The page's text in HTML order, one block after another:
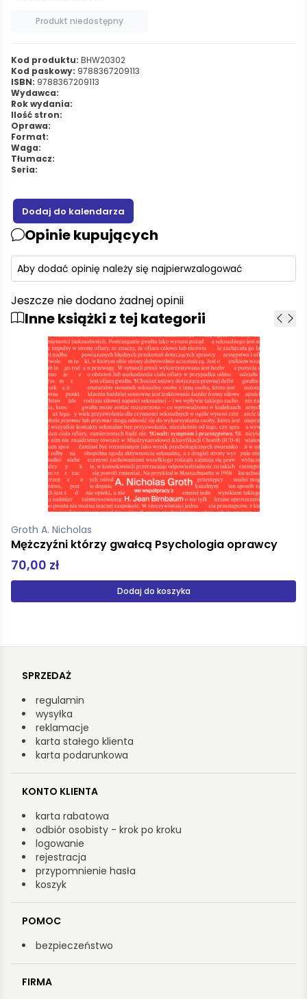
Produkt niedostępny
Kod produktu: BHW20302
Kod paskowy: 9788367209113
ISBN: 9788367209113
Wydawca:
Rok wydania:
Ilość stron:
Oprawa:
Format:
Waga:
Tłumacz:
Seria:
Opinie kupujących
Aby dodać opinię należy się najpierwzalogować
Jeszcze nie dodano żadnej opinii
Inne książki z tej kategorii
Groth A. Nicholas
Mężczyźni którzy gwałcą Psychologia oprawcy
70,00 zł
Dodaj do koszyka
SPRZEDAŻ
regulamin
wysyłka
reklamacje
karta stałego klienta
karta podarunkowa
KONTO KLIENTA
karta rabatowa
odbiór osobisty - krok po kroku
logowanie
rejestracja
przypomnienie hasła
koszyk
POMOC
bezpieczeństwo
FIRMA